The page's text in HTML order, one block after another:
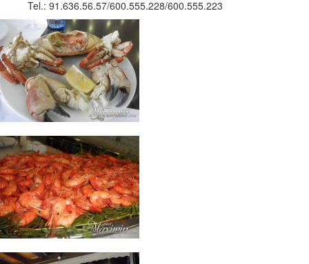
Tel.: 91.636.56.57/600.555.228/600.555.223